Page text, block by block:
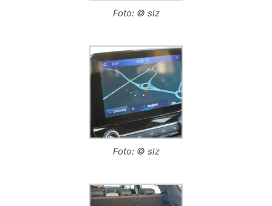
Foto: © slz
Foto: © slz